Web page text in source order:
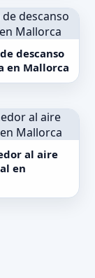
descanso
en Mallorca
al aire
en